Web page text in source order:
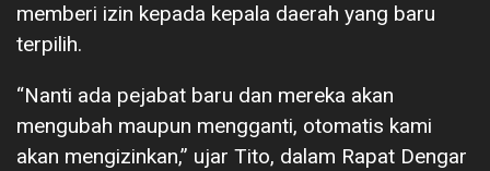
memberi izin kepada kepala daerah yang baru
terpilih.
“Nanti ada pejabat baru dan mereka akan
mengubah maupun mengganti, otomatis kami
akan mengizinkan,” ujar Tito, dalam Rapat Dengar